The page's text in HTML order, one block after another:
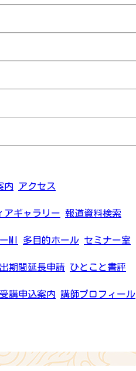
内 アクセス
アギャラリー 報道資料検索
MI 多目的ホール セミナー室
期間延長申請 ひとこと書評
受講申込案内 講師プロフィール